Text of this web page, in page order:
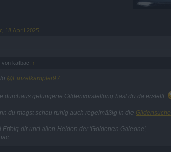
, 18 April 2025
von katbac: ↑
@Einzelkämpfer97
durchaus gelungene Gildenvorstellung hast du da erstellt.
du magst schau ruhig auch regelmäßig in die Gildensuche
Erfolg dir und allen Helden der 'Goldenen Galeone',